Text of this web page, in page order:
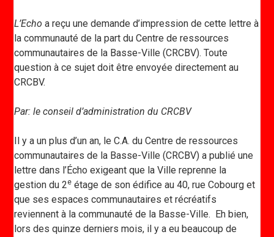
L’Echo a reçu une demande d’impression de cette lettre à
la communauté de la part du Centre de ressources
communautaires de la Basse-Ville (CRCBV). Toute
question à ce sujet doit être envoyée directement au
CRCBV.
Par: le conseil d’administration du CRCBV
Il y a un plus d’un an, le C.A. du Centre de ressources
communautaires de la Basse-Ville (CRCBV) a publié une
lettre dans l’Écho exigeant que la Ville reprenne la
gestion du 2e étage de son édifice au 40, rue Cobourg et
que ses espaces communautaires et récréatifs
reviennent à la communauté de la Basse-Ville. Eh bien,
lors des quinze derniers mois, il y a eu beaucoup de